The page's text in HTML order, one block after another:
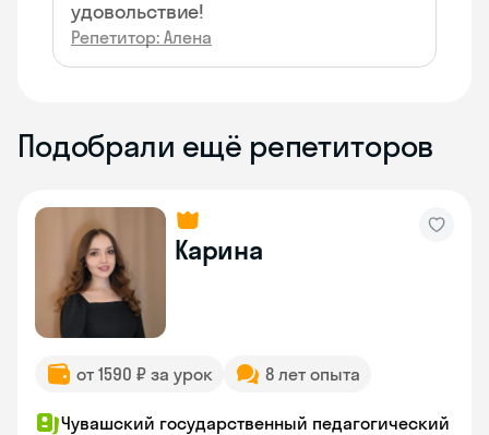
удовольствие!
Репетитор: Алена
Подобрали ещё репетиторов
Карина
от 1590 ₽ за урок 8 лет опыта
Чувашский государственный педагогический